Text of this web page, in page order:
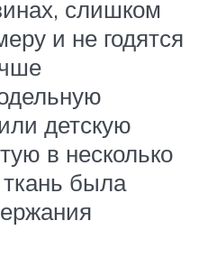
слишком
и не годятся
детскую
в несколько
была